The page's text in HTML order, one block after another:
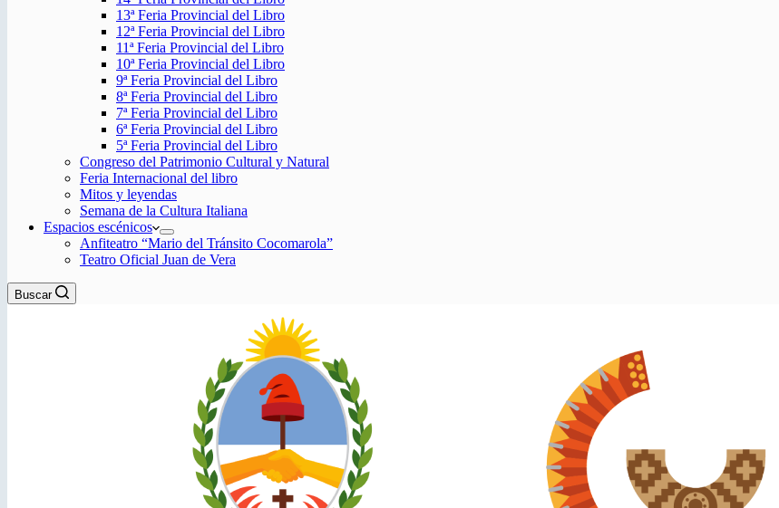
13ª Feria Provincial del Libro
12ª Feria Provincial del Libro
11ª Feria Provincial del Libro
10ª Feria Provincial del Libro
9ª Feria Provincial del Libro
8ª Feria Provincial del Libro
7ª Feria Provincial del Libro
6ª Feria Provincial del Libro
5ª Feria Provincial del Libro
Congreso del Patrimonio Cultural y Natural
Feria Internacional del libro
Mitos y leyendas
Semana de la Cultura Italiana
Espacios escénicos
Anfiteatro “Mario del Tránsito Cocomarola”
Teatro Oficial Juan de Vera
Buscar